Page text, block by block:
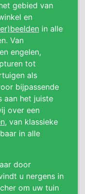
gebied van
en
in alle
Van
engelen,
tot
als
bijpassende
aan het juiste
over een
, van klassieke
in alle
door
u nergens in
om uw tuin